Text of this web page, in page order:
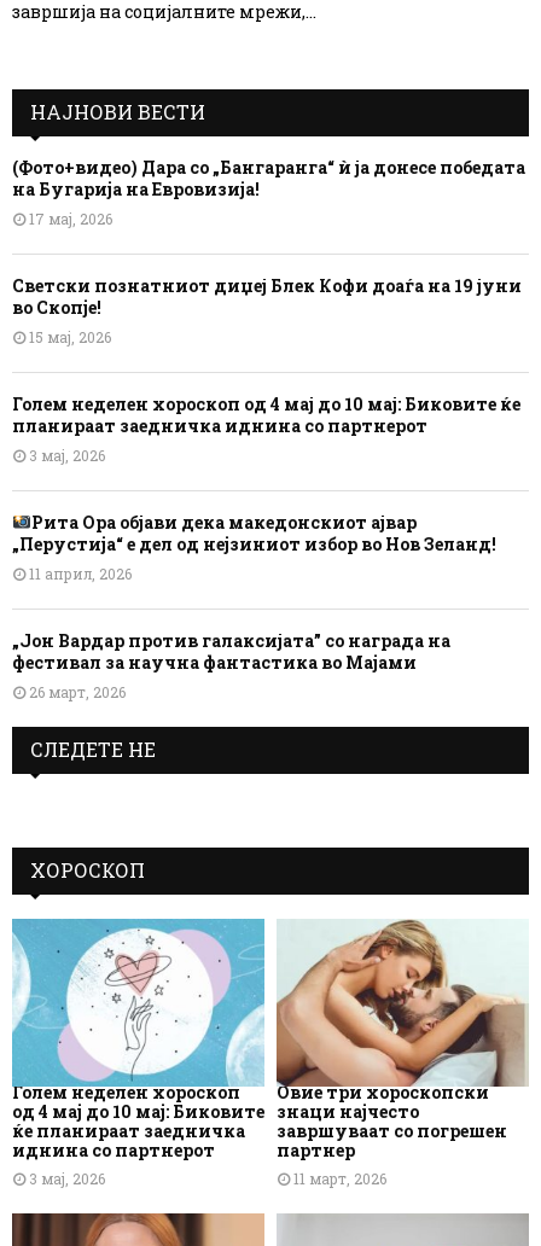
завршија на социјалните мрежи,...
НАЈНОВИ ВЕСТИ
(Фото+видео) Дара со „Бангаранга“ ѝ ја донесе победата
на Бугарија на Евровизија!
17 мај, 2026
Светски познатниот диџеј Блек Кофи доаѓа на 19 јуни
во Скопје!
15 мај, 2026
Голем неделен хороскоп од 4 мај до 10 мај: Биковите ќе
планираат заедничка иднина со партнерот
3 мај, 2026
Рита Ора објави дека македонскиот ајвар
„Перустија“ е дел од нејзиниот избор во Нов Зеланд!
11 април, 2026
„Јон Вардар против галаксијата” со награда на
фестивал за научна фантастика во Мајами
26 март, 2026
СЛЕДЕТЕ НЕ
ХОРОСКОП
Голем неделен хороскоп
од 4 мај до 10 мај: Биковите
ќе планираат заедничка
иднина со партнерот
3 мај, 2026
Овие три хороскопски
знаци најчесто
завршуваат со погрешен
партнер
11 март, 2026